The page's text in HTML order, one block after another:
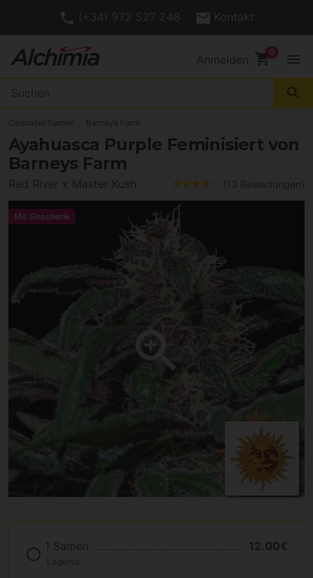
(+34) 972 527 248 Kontakt
Anmelden shopping_cart menu
search
Cannabis Samen Barneys Farm
Ayahuasca Purple Feminisiert von
Barneys Farm
Red River x Master Kush (13 Bewertungen)
Mit Geschenk
1 Samen 12.00€
Lagernd